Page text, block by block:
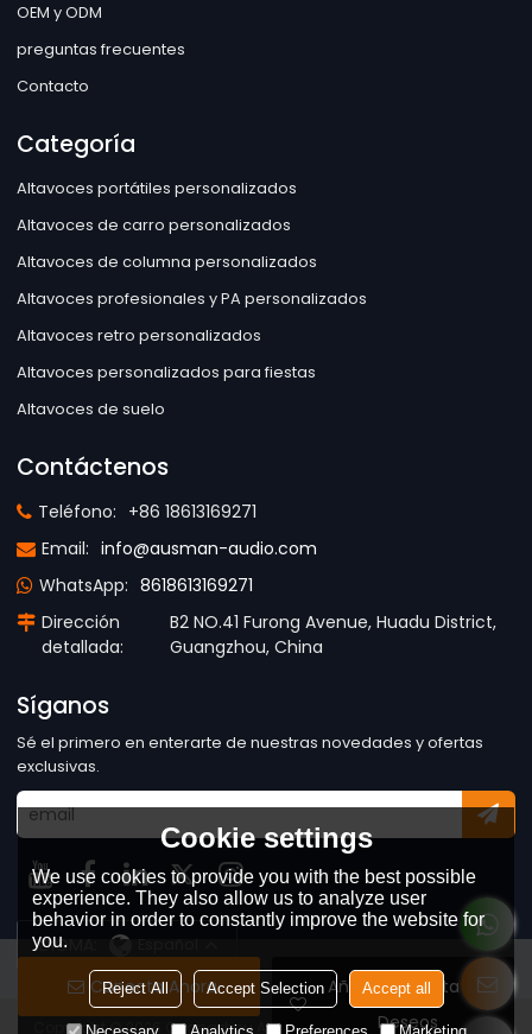
Conecta Ahora
Añadir A La Lista De
Deseos
OEM y ODM
preguntas frecuentes
Contacto
Categoría
Altavoces portátiles personalizados
Altavoces de carro personalizados
Altavoces de columna personalizados
Altavoces profesionales y PA personalizados
Altavoces retro personalizados
Altavoces personalizados para fiestas
Altavoces de suelo
Contáctenos
Teléfono: +86 18613169271
Email: info@ausman-audio.com
WhatsApp: 8618613169271
Dirección
detallada:
B2 NO.41 Furong Avenue, Huadu District,
Guangzhou, China
Síganos
Sé el primero en enterarte de nuestras novedades y ofertas
exclusivas.
IDIOMA:
Copyright © 2026 Guangzhou AUSMAN Audio Co., LtdSupport By
Cookie settings
We use cookies to provide you with the best possible
experience. They also allow us to analyze user
behavior in order to constantly improve the website for
you.
Reject All Accept Selection Accept all